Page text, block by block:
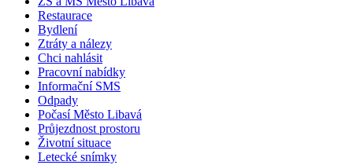
Restaurace
Bydlení
Ztráty a nálezy
Chci nahlásit
Pracovní nabídky
Informační SMS
Odpady
Počasí Město Libavá
Průjezdnost prostoru
Životní situace
Letecké snímky